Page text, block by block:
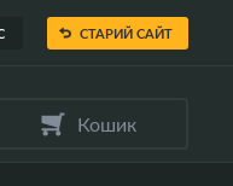
СТАРИЙ САЙТ
Кошик